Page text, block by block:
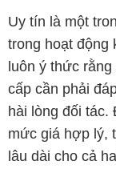
Uy tín là một
trong hoạt động
luôn ý thức
cấp cần phải
hài lòng đối tác.
mức giá hợp lý,
lâu dài cho cả